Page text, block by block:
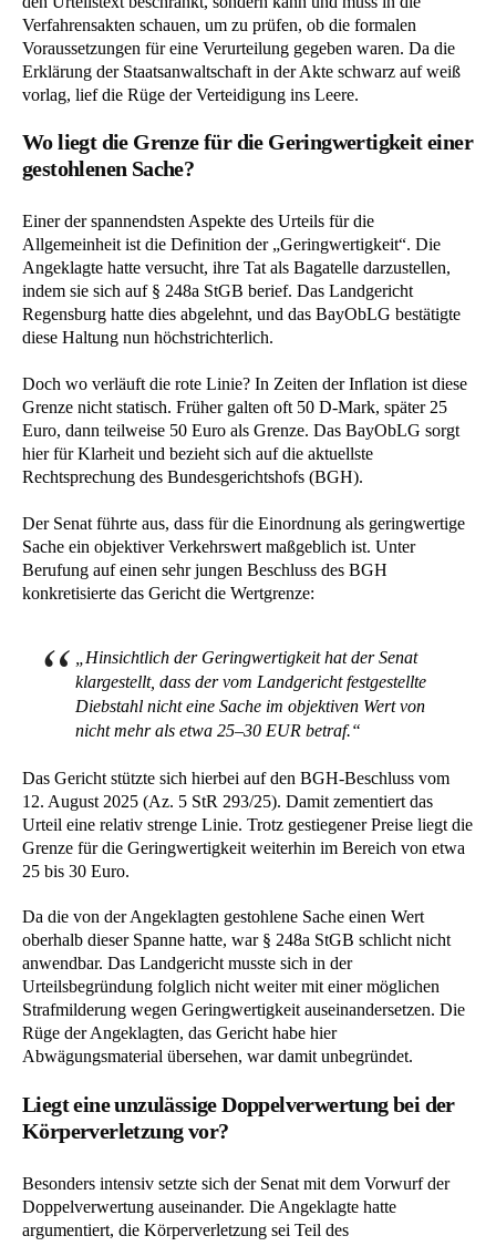
Verfahrensakten schauen, um zu prüfen, ob die formalen
Voraussetzungen für eine Verurteilung gegeben waren. Da die
Erklärung der Staatsanwaltschaft in der Akte schwarz auf weiß
vorlag, lief die Rüge der Verteidigung ins Leere.
Wo liegt die Grenze für die Geringwertigkeit einer
gestohlenen Sache?
Einer der spannendsten Aspekte des Urteils für die
Allgemeinheit ist die Definition der „Geringwertigkeit“. Die
Angeklagte hatte versucht, ihre Tat als Bagatelle darzustellen,
indem sie sich auf § 248a StGB berief. Das Landgericht
Regensburg hatte dies abgelehnt, und das BayObLG bestätigte
diese Haltung nun höchstrichterlich.
Doch wo verläuft die rote Linie? In Zeiten der Inflation ist diese
Grenze nicht statisch. Früher galten oft 50 D-Mark, später 25
Euro, dann teilweise 50 Euro als Grenze. Das BayObLG sorgt
hier für Klarheit und bezieht sich auf die aktuellste
Rechtsprechung des Bundesgerichtshofs (BGH).
Der Senat führte aus, dass für die Einordnung als geringwertige
Sache ein objektiver Verkehrswert maßgeblich ist. Unter
Berufung auf einen sehr jungen Beschluss des BGH
konkretisierte das Gericht die Wertgrenze:
„Hinsichtlich der Geringwertigkeit hat der Senat
klargestellt, dass der vom Landgericht festgestellte
Diebstahl nicht eine Sache im objektiven Wert von
nicht mehr als etwa 25–30 EUR betraf.“
Das Gericht stützte sich hierbei auf den BGH-Beschluss vom
12. August 2025 (Az. 5 StR 293/25). Damit zementiert das
Urteil eine relativ strenge Linie. Trotz gestiegener Preise liegt die
Grenze für die Geringwertigkeit weiterhin im Bereich von etwa
25 bis 30 Euro.
Da die von der Angeklagten gestohlene Sache einen Wert
oberhalb dieser Spanne hatte, war § 248a StGB schlicht nicht
anwendbar. Das Landgericht musste sich in der
Urteilsbegründung folglich nicht weiter mit einer möglichen
Strafmilderung wegen Geringwertigkeit auseinandersetzen. Die
Rüge der Angeklagten, das Gericht habe hier
Abwägungsmaterial übersehen, war damit unbegründet.
Liegt eine unzulässige Doppelverwertung bei der
Körperverletzung vor?
Besonders intensiv setzte sich der Senat mit dem Vorwurf der
Doppelverwertung auseinander. Die Angeklagte hatte
argumentiert, die Körperverletzung sei Teil des